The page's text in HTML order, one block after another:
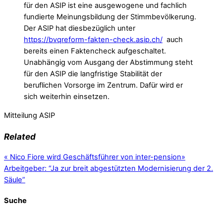
für den ASIP ist eine ausgewogene und fachlich
fundierte Meinungsbildung der Stimmbevölkerung.
Der ASIP hat diesbezüglich unter
https://bvqreform-fakten-check.asip.ch/ auch
bereits einen Faktencheck aufgeschaltet.
Unabhängig vom Ausgang der Abstimmung steht
für den ASIP die langfristige Stabilität der
beruflichen Vorsorge im Zentrum. Dafür wird er
sich weiterhin einsetzen.
Mitteilung ASIP
Related
« Nico Fiore wird Geschäftsführer von inter-pension»
Arbeitgeber: “Ja zur breit abgestützten Modernisierung der 2.
Säule”
Suche